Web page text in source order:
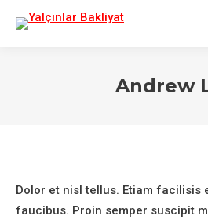
Andrew
Dolor et nisl tellus. Etiam facilisis
faucibus. Proin semper suscipit